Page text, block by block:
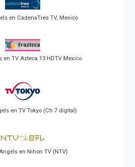
en CadenaTres TV, Mexico
TV Azteca 13 HDTV Mexico.
en TV Tokyo (Ch 7 digital)
en Nihon TV (NTV)